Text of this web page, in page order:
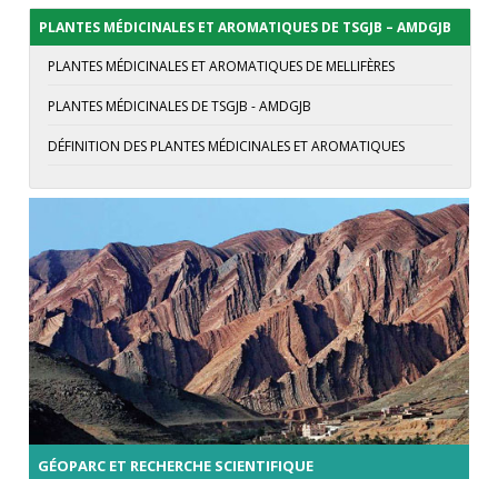
PLANTES MÉDICINALES ET AROMATIQUES DE TSGJB – AMDGJB
PLANTES MÉDICINALES ET AROMATIQUES DE MELLIFÈRES
PLANTES MÉDICINALES DE TSGJB - AMDGJB
DÉFINITION DES PLANTES MÉDICINALES ET AROMATIQUES
GÉOPARC ET RECHERCHE SCIENTIFIQUE